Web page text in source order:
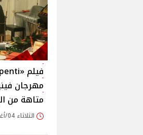
مهرجان
متاهة من
الثلاثاء 04/أغسطس/2026 - 10:15 م